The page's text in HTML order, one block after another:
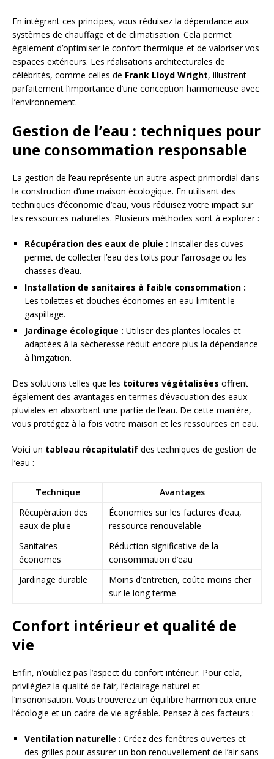
En intégrant ces principes, vous réduisez la dépendance aux
systèmes de chauffage et de climatisation. Cela permet
également d’optimiser le confort thermique et de valoriser vos
espaces extérieurs. Les réalisations architecturales de
célébrités, comme celles de Frank Lloyd Wright, illustrent
parfaitement l’importance d’une conception harmonieuse avec
l’environnement.
Gestion de l’eau : techniques pour
une consommation responsable
La gestion de l’eau représente un autre aspect primordial dans
la construction d’une maison écologique. En utilisant des
techniques d’économie d’eau, vous réduisez votre impact sur
les ressources naturelles. Plusieurs méthodes sont à explorer :
Récupération des eaux de pluie : Installer des cuves
permet de collecter l’eau des toits pour l’arrosage ou les
chasses d’eau.
Installation de sanitaires à faible consommation :
Les toilettes et douches économes en eau limitent le
gaspillage.
Jardinage écologique : Utiliser des plantes locales et
adaptées à la sécheresse réduit encore plus la dépendance
à l’irrigation.
Des solutions telles que les toitures végétalisées offrent
également des avantages en termes d’évacuation des eaux
pluviales en absorbant une partie de l’eau. De cette manière,
vous protégez à la fois votre maison et les ressources en eau.
Voici un tableau récapitulatif des techniques de gestion de
l’eau :
Technique
Avantages
Récupération des
eaux de pluie
Économies sur les factures d’eau,
ressource renouvelable
Sanitaires
économes
Réduction significative de la
consommation d’eau
Jardinage durable
Moins d’entretien, coûte moins cher
sur le long terme
Confort intérieur et qualité de
vie
Enfin, n’oubliez pas l’aspect du confort intérieur. Pour cela,
privilégiez la qualité de l’air, l’éclairage naturel et
l’insonorisation. Vous trouverez un équilibre harmonieux entre
l’écologie et un cadre de vie agréable. Pensez à ces facteurs :
Ventilation naturelle : Créez des fenêtres ouvertes et
des grilles pour assurer un bon renouvellement de l’air sans